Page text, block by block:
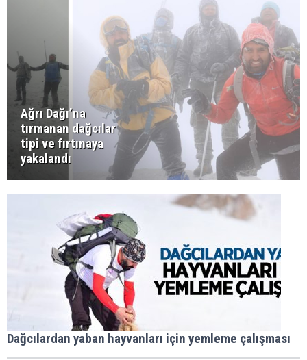
Ağrı Dağı’na
tırmanan dağcılar
tipi ve fırtınaya
yakalandı
Dağcılardan yaban hayvanları için yemleme çalışması